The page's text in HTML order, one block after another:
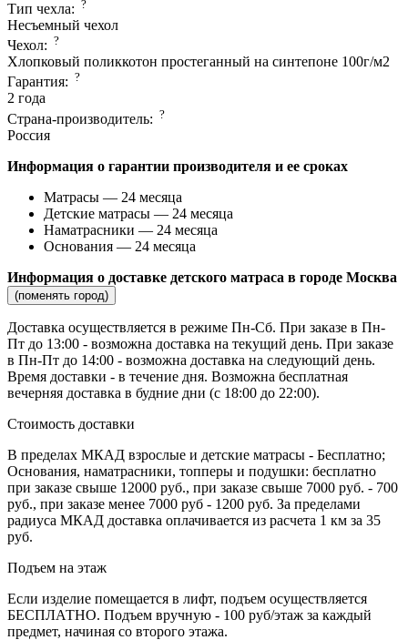
Тип чехла: ?
Несъемный чехол
Чехол: ?
Хлопковый поликкотон простеганный на синтепоне 100г/м2
Гарантия: ?
2 года
Страна-производитель: ?
Россия
Информация о гарантии производителя и ее сроках
Матрасы — 24 месяца
Детские матрасы — 24 месяца
Наматрасники — 24 месяца
Основания — 24 месяца
Информация о доставке детского матраса в городе Москва
(поменять город)
Доставка осуществляется в режиме Пн-Сб. При заказе в Пн-
Пт до 13:00 - возможна доставка на текущий день. При заказе
в Пн-Пт до 14:00 - возможна доставка на следующий день.
Время доставки - в течение дня. Возможна бесплатная
вечерняя доставка в будние дни (с 18:00 до 22:00).
Стоимость доставки
В пределах МКАД взрослые и детские матрасы - Бесплатно;
Основания, наматрасники, топперы и подушки: бесплатно
при заказе свыше 12000 руб., при заказе свыше 7000 руб. - 700
руб., при заказе менее 7000 руб - 1200 руб. За пределами
радиуса МКАД доставка оплачивается из расчета 1 км за 35
руб.
Подъем на этаж
Если изделие помещается в лифт, подъем осуществляется
БЕСПЛАТНО. Подъем вручную - 100 руб/этаж за каждый
предмет, начиная со второго этажа.